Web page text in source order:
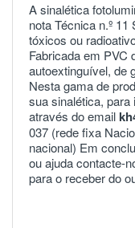
A sinalética
nota Técnica n.º
tóxicos ou
Fabricada em PVC
autoextinguível, de
Nesta gama de
sua sinalética,
através do email
037 (rede fixa
nacional) Em
ou ajudacontacte-
para o receber do